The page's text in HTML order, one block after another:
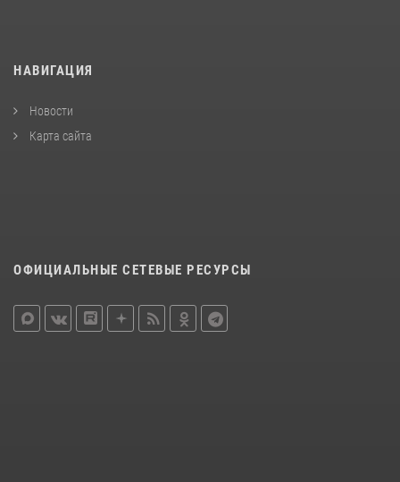
НАВИГАЦИЯ
Новости
Карта сайта
ОФИЦИАЛЬНЫЕ СЕТЕВЫЕ РЕСУРСЫ